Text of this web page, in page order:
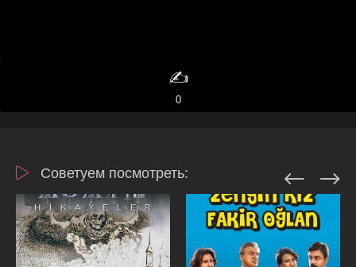
✍️
0
Советуем посмотреть: